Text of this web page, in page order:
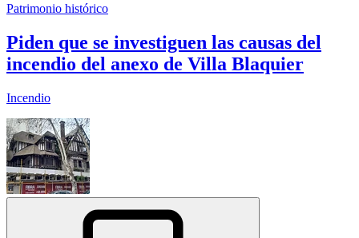
Patrimonio histórico
Piden que se investiguen las causas del
incendio del anexo de Villa Blaquier
Incendio